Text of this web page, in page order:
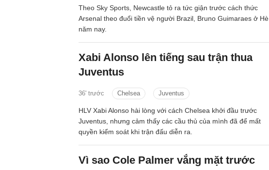
Theo Sky Sports, Newcastle tỏ ra tức giận trước cách thức
Arsenal theo đuổi tiền vệ người Brazil, Bruno Guimaraes ở Hè
năm nay.
Xabi Alonso lên tiếng sau trận thua
Juventus
36' trước Chelsea Juventus
HLV Xabi Alonso hài lòng với cách Chelsea khởi đầu trước
Juventus, nhưng cảm thấy các cầu thủ của mình đã để mất
quyền kiểm soát khi trận đấu diễn ra.
Vì sao Cole Palmer vắng mặt trước